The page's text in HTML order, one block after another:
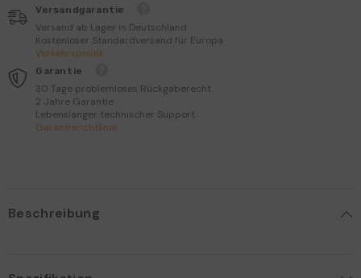
Versandgarantie
Versand ab Lager in Deutschland
Kostenloser Standardversand für Europa
Verkehrspolitik
Garantie
30 Tage problemloses Rückgaberecht
2 Jahre Garantie
Lebenslanger technischer Support
Garantierichtlinie
Beschreibung